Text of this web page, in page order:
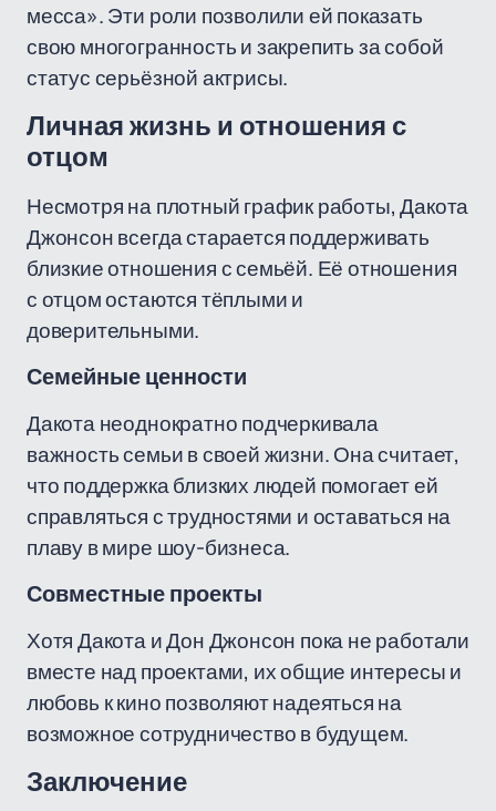
месса». Эти роли позволили ей показать
свою многогранность и закрепить за собой
статус серьёзной актрисы.
Личная жизнь и отношения с
отцом
Несмотря на плотный график работы, Дакота
Джонсон всегда старается поддерживать
близкие отношения с семьёй. Её отношения
с отцом остаются тёплыми и
доверительными.
Семейные ценности
Дакота неоднократно подчеркивала
важность семьи в своей жизни. Она считает,
что поддержка близких людей помогает ей
справляться с трудностями и оставаться на
плаву в мире шоу-бизнеса.
Совместные проекты
Хотя Дакота и Дон Джонсон пока не работали
вместе над проектами, их общие интересы и
любовь к кино позволяют надеяться на
возможное сотрудничество в будущем.
Заключение